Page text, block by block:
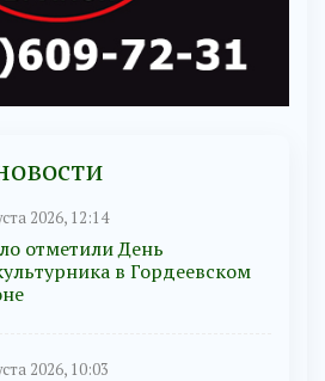
2026, 12:14
отметили День
в Гордеевском
2026, 10:03